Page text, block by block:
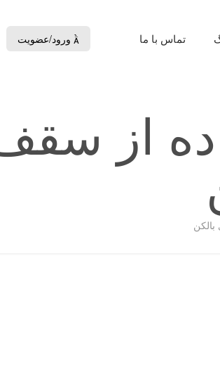
تماس با ما  ورود/عضویت
از